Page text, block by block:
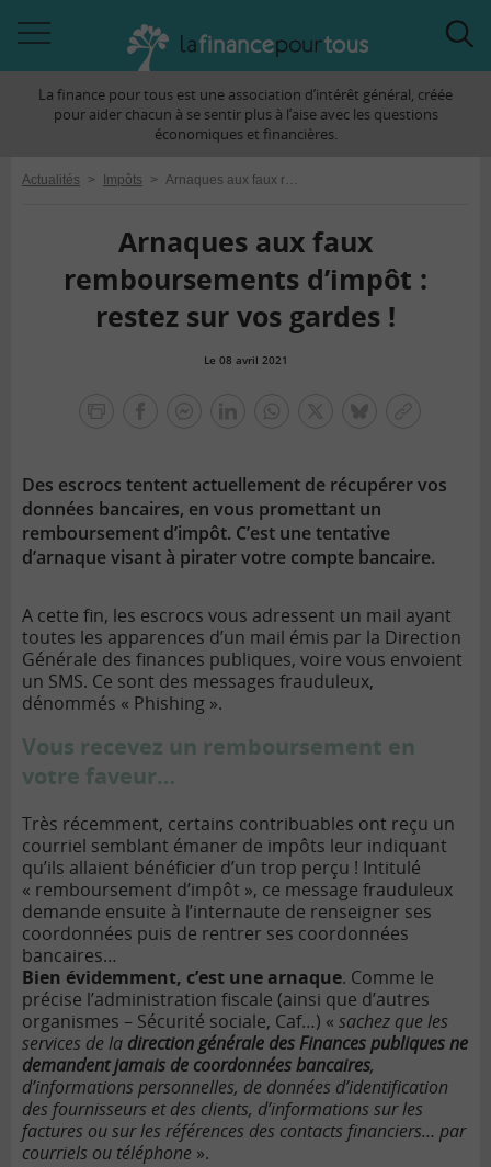
àLa finance pour tous est une association d’intérêt général, créée
pour aider chacun à se sentir plus à l’aise avec les questions
économiques et financières.
Actualités > Impôts > Arnaques aux faux remboursements d’impôt : restez sur vos gardes !
Arnaques aux faux
remboursements d’impôt :
restez sur vos gardes !
Le 08 avril 2021
Des escrocs tentent actuellement de récupérer vos
données bancaires, en vous promettant un
remboursement d’impôt. C’est une tentative
d’arnaque visant à pirater votre compte bancaire.
A cette fin, les escrocs vous adressent un mail ayant
toutes les apparences d’un mail émis par la Direction
Générale des finances publiques, voire vous envoient
un SMS. Ce sont des messages frauduleux,
dénommés « Phishing ».
Vous recevez un remboursement en
votre faveur…
Très récemment, certains contribuables ont reçu un
courriel semblant émaner de impôts leur indiquant
qu’ils allaient bénéficier d’un trop perçu ! Intitulé
« remboursement d’impôt », ce message frauduleux
demande ensuite à l’internaute de renseigner ses
coordonnées puis de rentrer ses coordonnées
bancaires…
Bien évidemment, c’est une arnaque. Comme le
précise l’administration fiscale (ainsi que d’autres
organismes – Sécurité sociale, Caf…) « sachez que les
services de la direction générale des Finances publiques ne
demandent jamais de coordonnées bancaires,
d’informations personnelles, de données d’identification
des fournisseurs et des clients, d’informations sur les
factures ou sur les références des contacts financiers… par
courriels ou téléphone ».